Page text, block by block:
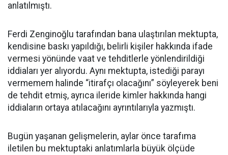
anlatılmıştı.
Ferdi Zenginoğlu tarafından bana ulaştırılan mektupta,
kendisine baskı yapıldığı, belirli kişiler hakkında ifade
vermesi yönünde vaat ve tehditlerle yönlendirildiği
iddiaları yer alıyordu. Aynı mektupta, istediği parayı
vermemem halinde “itirafçı olacağını” söyleyerek beni
de tehdit etmiş, ayrıca ileride kimler hakkında hangi
iddiaların ortaya atılacağını ayrıntılarıyla yazmıştı.
Bugün yaşanan gelişmelerin, aylar önce tarafıma
iletilen bu mektuptaki anlatımlarla büyük ölçüde